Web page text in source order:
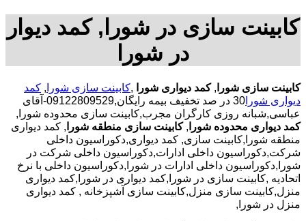
کابینت سازی در شورا, کمد دیوار
در شورا
کابینت سازی شورا ,کمد دیواری شورا ,کابینت سازی شورا , کمد
دیواری شورا
30 در صد تخفیف بیمه رایگان,09122809529-آقای
عباسی,شبانه روزی کارگران مجرب,کابینت سازی محدوده شورا,
کمد دیواری محدوده شورا , کابینت سازی منطقه شورا , کمد دیواری
منطقه شورا,کابینت سازی, کمد دیواری,دکوراسیون داخلی
شرکت,دکوراسیون داخلی ادارات,دکوراسیون داخلی شرکت در
شورا,دکوراسیون داخلی ادارات در شورا,دکوراسیون داخلی با نرخ
اتحادیه ,کابینت سازی در شورا,کمد دیواری در شورا,کمد دیواری
منزل,کابینت سازی منزل,کابینت سازی آشپزخانه , کمد دیواری
منزل در شورا,